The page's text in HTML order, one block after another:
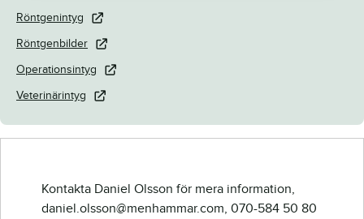
Röntgenintyg
Röntgenbilder
Operationsintyg
Veterinärintyg
Kontakta Daniel Olsson för mera information,
daniel.olsson@menhammar.com, 070-584 50 80